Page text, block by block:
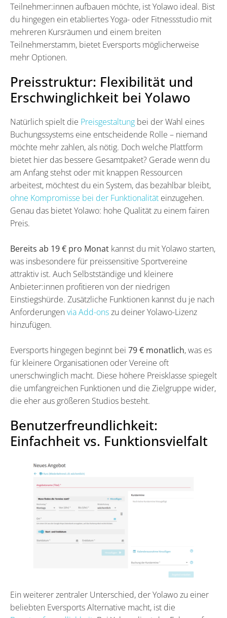
Teilnehmer:innen aufbauen möchte, ist Yolawo ideal. Bist
du hingegen ein etabliertes Yoga- oder Fitnessstudio mit
mehreren Kursräumen und einem breiten
Teilnehmerstamm, bietet Eversports möglicherweise
mehr Optionen.
Preisstruktur: Flexibilität und
Erschwinglichkeit bei Yolawo
Natürlich spielt die Preisgestaltung bei der Wahl eines
Buchungssystems eine entscheidende Rolle – niemand
möchte mehr zahlen, als nötig. Doch welche Plattform
bietet hier das bessere Gesamtpaket? Gerade wenn du
am Anfang stehst oder mit knappen Ressourcen
arbeitest, möchtest du ein System, das bezahlbar bleibt,
ohne Kompromisse bei der Funktionalität einzugehen.
Genau das bietet Yolawo: hohe Qualität zu einem fairen
Preis.
Bereits ab 19 € pro Monat kannst du mit Yolawo starten,
was insbesondere für preissensitive Sportvereine
attraktiv ist. Auch Selbstständige und kleinere
Anbieter:innen profitieren von der niedrigen
Einstiegshürde. Zusätzliche Funktionen kannst du je nach
Anforderungen via Add-onszu deiner Yolawo-Lizenz
hinzufügen.
Eversports hingegen beginnt bei 79 € monatlich, was es
für kleinere Organisationen oder Vereine oft
unerschwinglich macht. Diese höhere Preisklasse spiegelt
die umfangreichen Funktionen und die Zielgruppe wider,
die eher aus größeren Studios besteht.
Benutzerfreundlichkeit:
Einfachheit vs. Funktionsvielfalt
Ein weiterer zentraler Unterschied, der Yolawo zu einer
beliebten Eversports Alternative macht, ist die